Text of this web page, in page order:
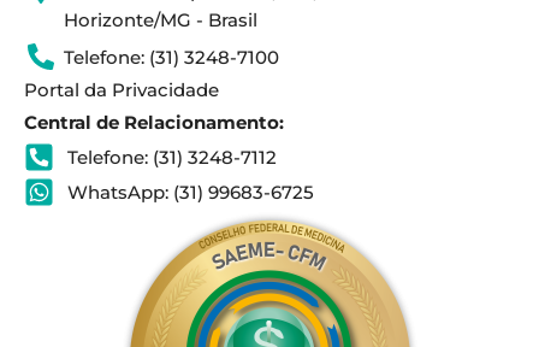
Horizonte/MG - Brasil
Telefone: (31) 3248-7100
Portal da Privacidade
Central de Relacionamento:
Telefone: (31) 3248-7112
WhatsApp: (31) 99683-6725